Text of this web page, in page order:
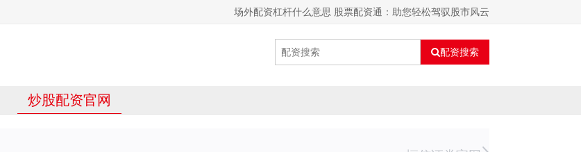
场外配资杠杆什么意思 股票配资通：助您轻松驾驭股市风云
配资搜索
炒股配资官网